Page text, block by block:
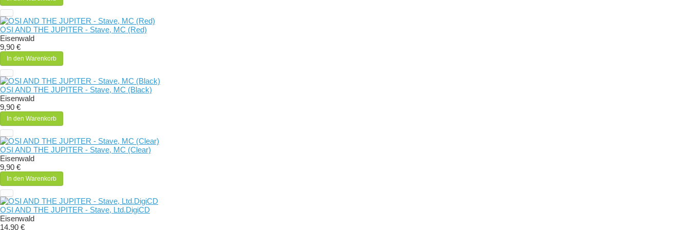
OSI AND THE JUPITER - Stave, MC (Red)
Eisenwald
9,90 €
In den Warenkorb
OSI AND THE JUPITER - Stave, MC (Black)
Eisenwald
9,90 €
In den Warenkorb
OSI AND THE JUPITER - Stave, MC (Clear)
Eisenwald
9,90 €
In den Warenkorb
OSI AND THE JUPITER - Stave, Ltd.DigiCD
Eisenwald
14,90 €